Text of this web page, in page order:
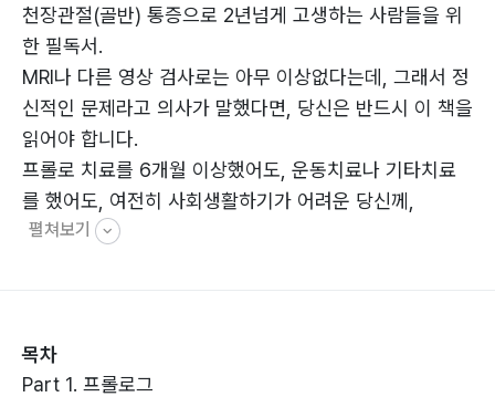
천장관절(골반) 통증으로 2년넘게 고생하는 사람들을 위
한 필독서.
MRI나 다른 영상 검사로는 아무 이상없다는데, 그래서 정
신적인 문제라고 의사가 말했다면, 당신은 반드시 이 책을
읽어야 합니다.
프롤로 치료를 6개월 이상했어도, 운동치료나 기타치료
를 했어도, 여전히 사회생활하기가 어려운 당신께,
달리기도 할수 없고, 레포츠나 스포츠는 꿈도 꿔볼 수 없
이 책은 당신의 소망이 이루어질 수 있는 길을 안내합니
다.
펼쳐보기
목차
Part 1. 프롤로그